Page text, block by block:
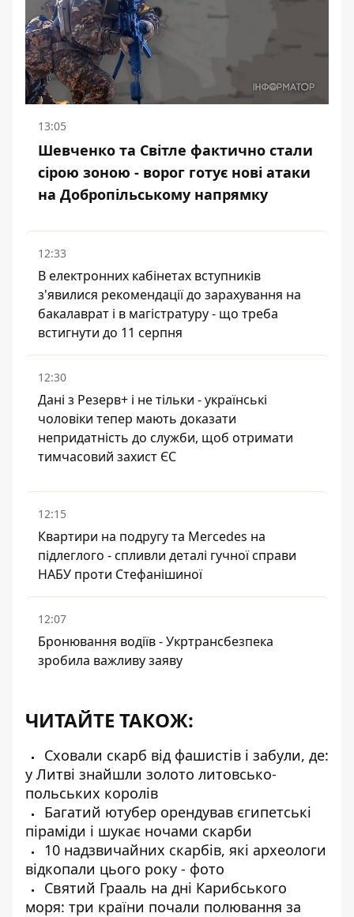
13:05
Шевченко та Світле фактично стали
сірою зоною - ворог готує нові атаки
на Добропільському напрямку
12:33
В електронних кабінетах вступників
з'явилися рекомендації до зарахування на
бакалаврат і в магістратуру - що треба
встигнути до 11 серпня
12:30
Дані з Резерв+ і не тільки - українські
чоловіки тепер мають доказати
непридатність до служби, щоб отримати
тимчасовий захист ЄС
12:15
Квартири на подругу та Mercedes на
підлеглого - спливли деталі гучної справи
НАБУ проти Стефанішиної
12:07
Бронювання водіїв - Укртрансбезпека
зробила важливу заяву
ЧИТАЙТЕ ТАКОЖ:
Сховали скарб від фашистів і забули, де:
у Литві знайшли золото литовсько-
польських королів
Багатий ютубер орендував єгипетські
піраміди і шукає ночами скарби
10 надзвичайних скарбів, які археологи
відкопали цього року - фото
Святий Грааль на дні Карибського
моря: три країни почали полювання за